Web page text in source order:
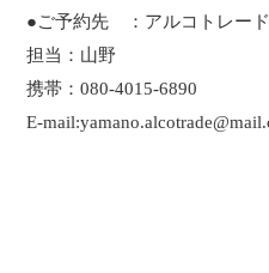
●ご予約先 ：アルコトレー
担当：山野
携帯：080-4015-6890
E-